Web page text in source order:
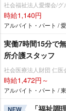
社会福祉法人愛燦会/グ
時給1,140円
アルバイト・パート /
実働7時間15分で
所介護スタッフ
社会医療法人財団 仁医
時給1,472円～
アルバイト・パート /
「福祉